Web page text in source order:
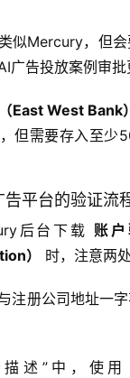
类似Mercury，但
广告投放案例审批
East West Bank
但需要存入至少
平台的验证流
后台下载 账
）
时，注意两处
注册公司地址一
描述”中，使用